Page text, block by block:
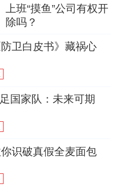
上班“摸鱼”公司有权开
除吗？
卫白皮书》藏祸心
国家队：未来可期
识破真假全麦面包